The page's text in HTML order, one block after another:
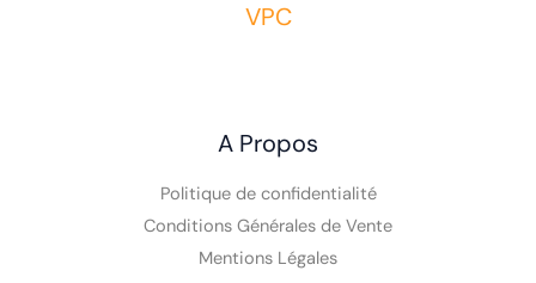
VPC
A Propos
Politique de confidentialité
Conditions Générales de Vente
Mentions Légales